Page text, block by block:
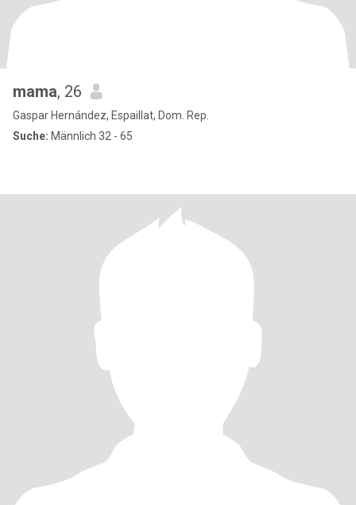
mama, 26
Gaspar Hernández, Espaillat, Dom. Rep.
Suche: Männlich 32 - 65